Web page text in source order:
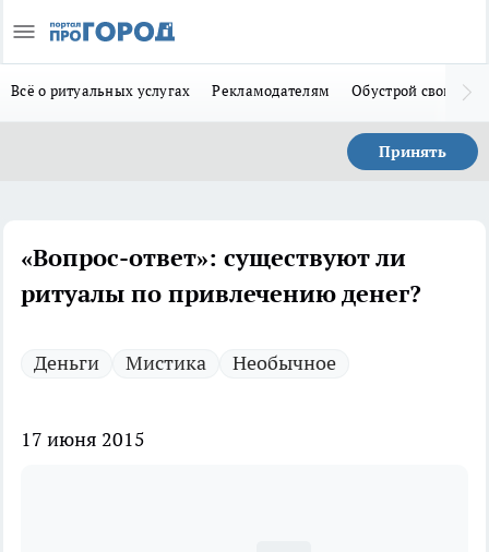
Всё о ритуальных услугах Рекламодателям Обустрой свой дом
Принять
«Вопрос-ответ»: существуют ли
ритуалы по привлечению денег?
Деньги Мистика Необычное
17 июня 2015